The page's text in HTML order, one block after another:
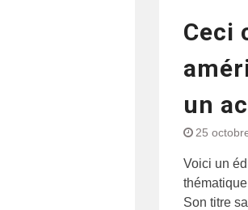
Ceci
un
25
Voici un
Son titre